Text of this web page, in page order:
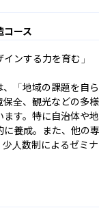
ース
インする力を育む」
「地域の課題を自
保全、観光などの多
す。特に自治体や
に養成。また、他の
人数制によるゼミ